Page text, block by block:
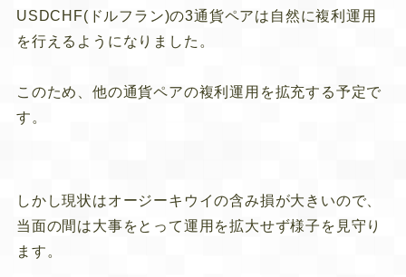
USDCHF(ドルフラン)の3通貨ペアは自然に複利運用
を行えるようになりました。
このため、他の通貨ペアの複利運用を拡充する予定で
す。
しかし現状はオージーキウイの含み損が大きいので、
当面の間は大事をとって運用を拡大せず様子を見守り
ます。